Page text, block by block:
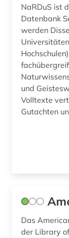
NaRDuS ist
Datenbank
werden
und
Volltexte
Gutachten
Das
der Library